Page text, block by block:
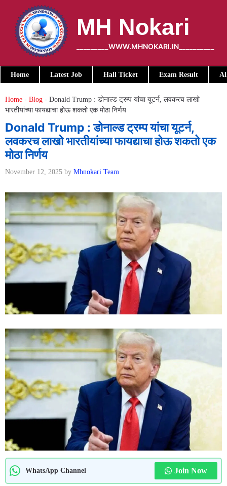
content
MH Nokari
_________WWW.MHNOKARI.IN__________
Home Latest Job Hall Ticket Exam Result
Home - Blog - Donald Trump : डोनाल्ड ट्रम्प यांचा यूटर्न, लवकरच लाखो
भारतीयांच्या फायद्याचा होऊ शकतो एक मोठा निर्णय
Donald Trump : डोनाल्ड ट्रम्प यांचा यूटर्न,
लवकरच लाखो भारतीयांच्या फायद्याचा होऊ शकतो एक
मोठा निर्णय
November 12, 2025 by Mhnokari Team
WhatsApp Channel Join Now